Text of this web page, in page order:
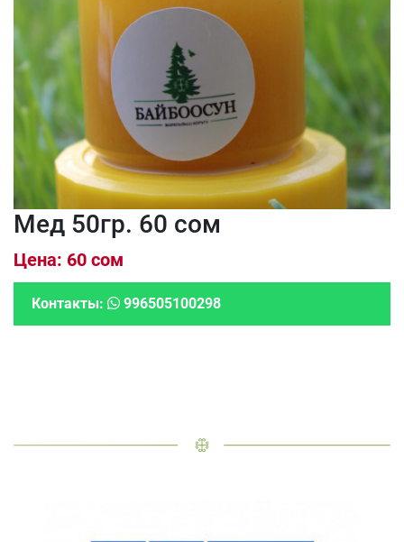
Мед 50гр. 60 сом
Цена: 60 сом
Контакты: 996505100298